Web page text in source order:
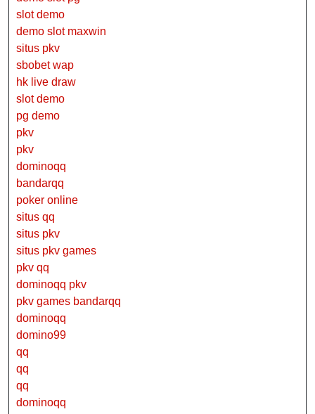
slot demo
demo slot maxwin
situs pkv
sbobet wap
hk live draw
slot demo
pg demo
pkv
pkv
dominoqq
bandarqq
poker online
situs qq
situs pkv
situs pkv games
pkv qq
dominoqq pkv
pkv games bandarqq
dominoqq
domino99
qq
qq
qq
dominoqq